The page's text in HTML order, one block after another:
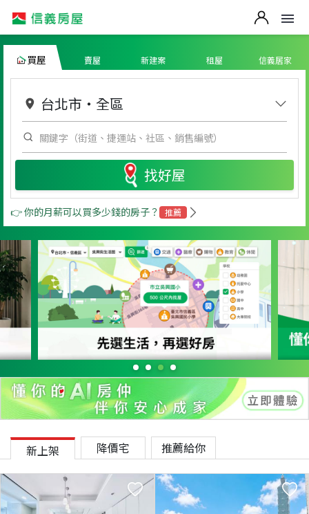
買屋 賣屋 新建案 租屋 信義居家
台北市 ・ 全區
找好屋
👉 你的月薪可以買多少錢的房子？ 推薦
新上架 降價宅 推薦給你